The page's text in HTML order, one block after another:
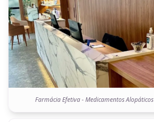
Farmácia Efetiva - Medicamentos